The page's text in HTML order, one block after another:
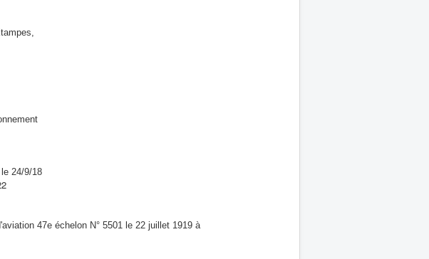
24/9/18
47e échelon N° 5501 le 22 juillet 1919 à